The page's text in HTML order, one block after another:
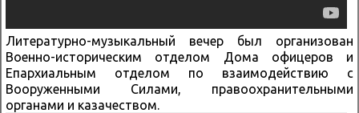
Литературно-музыкальный вечер был организован
Военно-историческим отделом Дома офицеров и
Епархиальным отделом по взаимодействию с
Вооруженными Силами, правоохранительными
органами и казачеством.